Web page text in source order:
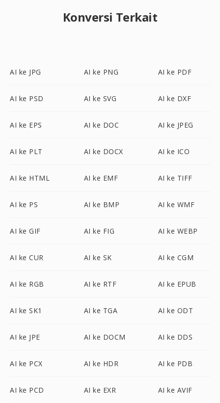
Konversi Terkait
AI ke JPG AI ke PNG AI ke PDF
AI ke PSD AI ke SVG AI ke DXF
AI ke EPS AI ke DOC AI ke JPEG
AI ke PLT AI ke DOCX AI ke ICO
AI ke HTML AI ke EMF AI ke TIFF
AI ke PS AI ke BMP AI ke WMF
AI ke GIF AI ke FIG AI ke WEBP
AI ke CUR AI ke SK AI ke CGM
AI ke RGB AI ke RTF AI ke EPUB
AI ke SK1 AI ke TGA AI ke ODT
AI ke JPE AI ke DOCM AI ke DDS
AI ke PCX AI ke HDR AI ke PDB
AI ke PCD AI ke EXR AI ke AVIF